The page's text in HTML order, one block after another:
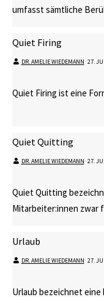
umfasst sämtliche
Quiet Firing
DR. AMELIE WIEDEMANN⋅ 27.
Quiet Firing ist eine
Quiet Quitting
DR. AMELIE WIEDEMANN⋅ 27.
Quiet Quitting
Mitarbeiter:innen zwar
Urlaub
DR. AMELIE WIEDEMANN⋅ 27.
Urlaub bezeichnet